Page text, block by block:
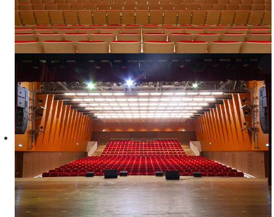
Камерный зал
Учебный класс
Спортивный зал
Танцевальный зал
Комната №7
Гримерки